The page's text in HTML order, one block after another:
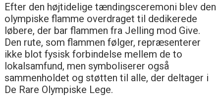
Efter den højtidelige tændingsceremoni blev den
olympiske flamme overdraget til dedikerede
løbere, der bar flammen fra Jelling mod Give.
Den rute, som flammen følger, repræsenterer
ikke blot fysisk forbindelse mellem de to
lokalsamfund, men symboliserer også
sammenholdet og støtten til alle, der deltager i
De Rare Olympiske Lege.